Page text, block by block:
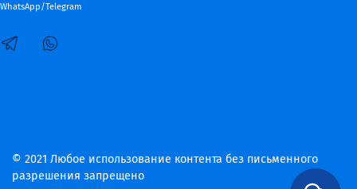
WhatsApp/Telegram
© 2021 Любое использование контента без письменного
разрешения запрещено